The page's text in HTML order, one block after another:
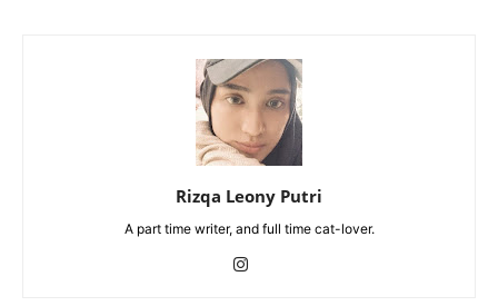
Rizqa Leony Putri
A part time writer, and full time cat-lover.